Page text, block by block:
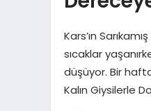
Kars’ın
sıcaklar
düşüyor. Bir
Kalın Giysilerle